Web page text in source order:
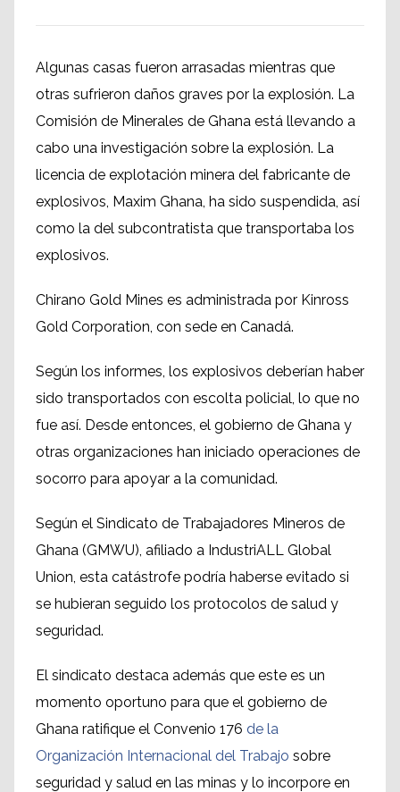
Algunas casas fueron arrasadas mientras que
otras sufrieron daños graves por la explosión. La
Comisión de Minerales de Ghana está llevando a
cabo una investigación sobre la explosión. La
licencia de explotación minera del fabricante de
explosivos, Maxim Ghana, ha sido suspendida, así
como la del subcontratista que transportaba los
explosivos.
Chirano Gold Mines es administrada por Kinross
Gold Corporation, con sede en Canadá.
Según los informes, los explosivos deberían haber
sido transportados con escolta policial, lo que no
fue así. Desde entonces, el gobierno de Ghana y
otras organizaciones han iniciado operaciones de
socorro para apoyar a la comunidad.
Según el Sindicato de Trabajadores Mineros de
Ghana (GMWU), afiliado a IndustriALL Global
Union, esta catástrofe podría haberse evitado si
se hubieran seguido los protocolos de salud y
seguridad.
El sindicato destaca además que este es un
momento oportuno para que el gobierno de
Ghana ratifique el Convenio 176 de la
Organización Internacional del Trabajo sobre
seguridad y salud en las minas y lo incorpore en